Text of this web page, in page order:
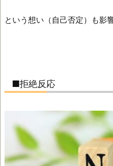
という想い（自己否定）も影
■拒絶反応